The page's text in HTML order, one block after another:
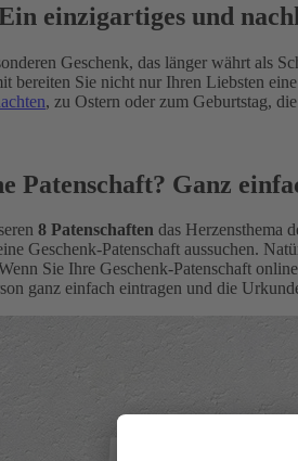
einzigartiges und
Geschenk, das länger währt als
bereiten Sie nicht nur Ihren Liebsten
, zu Ostern oder zum Geburtstag,
Patenschaft? Ganz
8 Patenschaften das Herzensthema
Geschenk-Patenschaft aussuchen.
Sie Ihre Geschenk-Patenschaft
ganz einfach eintragen und die